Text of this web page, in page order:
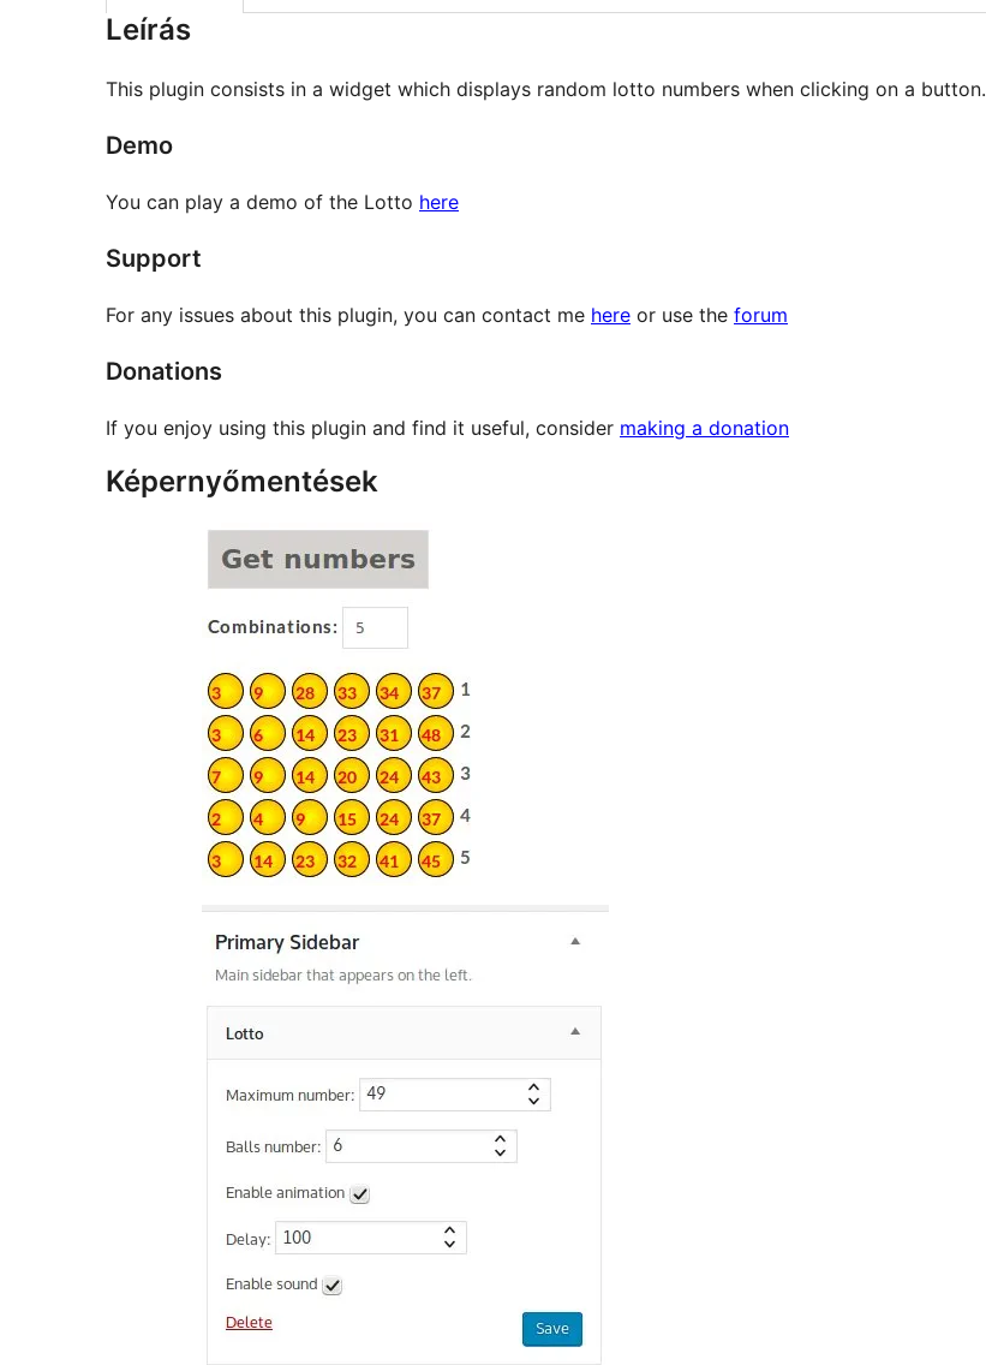
Leírás
This plugin consists in a widget which displays random lotto numbers when clicking on a button.
Demo
You can play a demo of the Lotto here
Support
For any issues about this plugin, you can contact me here or use the forum
Donations
If you enjoy using this plugin and find it useful, consider making a donation
Képernyőmentések